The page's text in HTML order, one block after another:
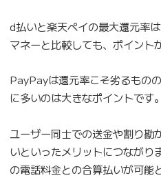
d払いと楽天ペイの最大還元率
マネーと比較しても、ポイント
PayPayは還元率こそ劣るもの
に多いのは大きなポイントです。
ユーザー同士での送金や割り勘
いといったメリットにつながり
の電話料金との合算払いが可能